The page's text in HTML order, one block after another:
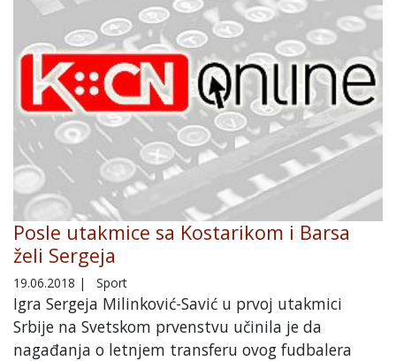
Posle utakmice sa Kostarikom i Barsa
želi Sergeja
19.06.2018 | Sport
Igra Sergeja Milinković-Savić u prvoj utakmici
Srbije na Svetskom prvenstvu učinila je da
nagađanja o letnjem transferu ovog fudbalera